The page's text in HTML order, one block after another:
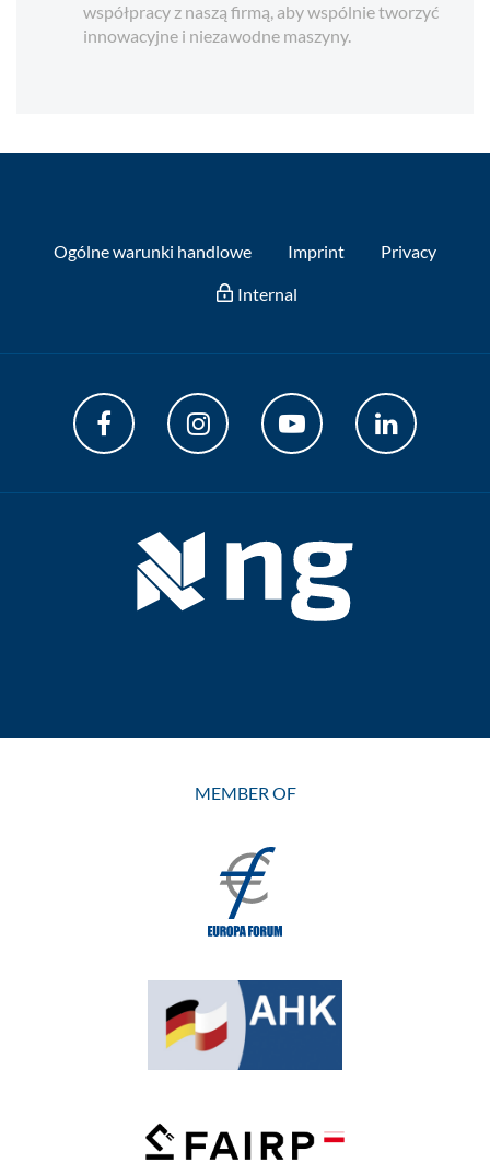
współpracy z naszą firmą, aby wspólnie tworzyć
innowacyjne i niezawodne maszyny.
Ogólne warunki handlowe Imprint Privacy
Internal
MEMBER OF